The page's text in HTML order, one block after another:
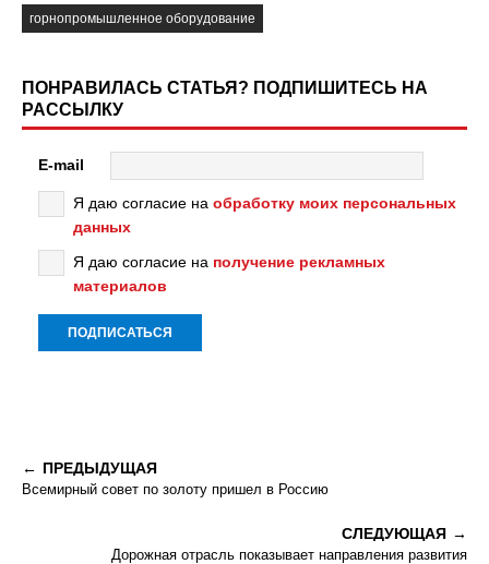
горнопромышленное оборудование
ПОНРАВИЛАСЬ СТАТЬЯ? ПОДПИШИТЕСЬ НА
РАССЫЛКУ
E-mail
Я даю согласие на обработку моих персональных
данных
Я даю согласие на получение рекламных
материалов
ПРЕДЫДУЩАЯ
Всемирный совет по золоту пришел в Россию
СЛЕДУЮЩАЯ
Дорожная отрасль показывает направления развития